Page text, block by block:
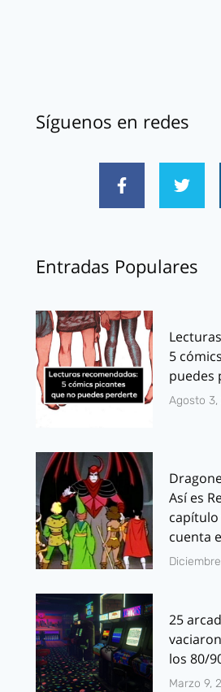
Síguenos en redes
Entradas Populares
5
puedes
Agosto 3,
Así es
cuenta
25
los 80/
Marzo 9,